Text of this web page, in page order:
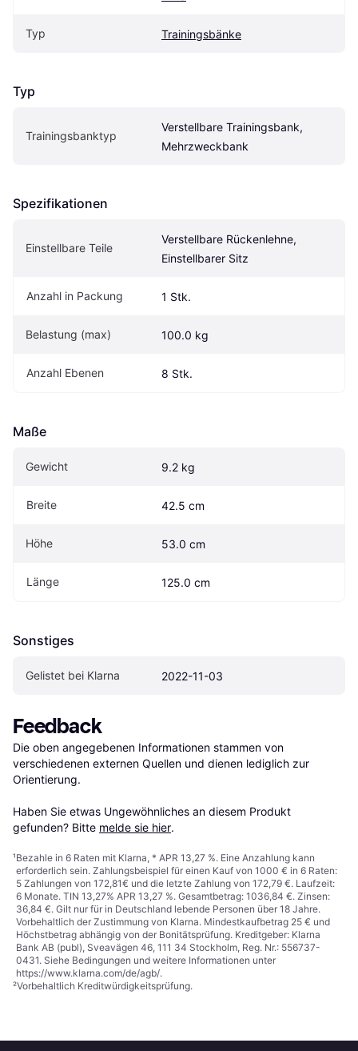
Typ Trainingsbänke
Typ
Trainingsbanktyp
Verstellbare Trainingsbank,
Mehrzweckbank
Spezifikationen
Einstellbare Teile
Verstellbare Rückenlehne,
Einstellbarer Sitz
Anzahl in Packung 1 Stk.
Belastung (max) 100.0 kg
Anzahl Ebenen 8 Stk.
Maße
Gewicht 9.2 kg
Breite 42.5 cm
Höhe 53.0 cm
Länge 125.0 cm
Sonstiges
Gelistet bei Klarna 2022-11-03
Feedback
Die oben angegebenen Informationen stammen von
verschiedenen externen Quellen und dienen lediglich zur
Orientierung.
Haben Sie etwas Ungewöhnliches an diesem Produkt
gefunden? Bitte melde sie hier.
¹Bezahle in 6 Raten mit Klarna, * APR 13,27 %. Eine Anzahlung kann
erforderlich sein. Zahlungsbeispiel für einen Kauf von 1000 € in 6 Raten:
5 Zahlungen von 172,81€ und die letzte Zahlung von 172,79 €. Laufzeit:
6 Monate. TIN 13,27% APR 13,27 %. Gesamtbetrag: 1036,84 €. Zinsen:
36,84 €. Gilt nur für in Deutschland lebende Personen über 18 Jahre.
Vorbehaltlich der Zustimmung von Klarna. Mindestkaufbetrag 25 € und
Höchstbetrag abhängig von der Bonitätsprüfung. Kreditgeber: Klarna
Bank AB (publ), Sveavägen 46, 111 34 Stockholm, Reg. Nr.: 556737-
0431. Siehe Bedingungen und weitere Informationen unter
https://www.klarna.com/de/agb/.
²Vorbehaltlich Kreditwürdigkeitsprüfung.